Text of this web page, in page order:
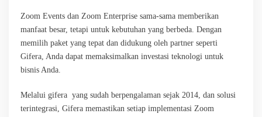
Zoom Events dan Zoom Enterprise sama-sama memberikan
manfaat besar, tetapi untuk kebutuhan yang berbeda. Dengan
memilih paket yang tepat dan didukung oleh partner seperti
Gifera, Anda dapat memaksimalkan investasi teknologi untuk
bisnis Anda.
Melalui gifera yang sudah berpengalaman sejak 2014, dan solusi
terintegrasi, Gifera memastikan setiap implementasi Zoom